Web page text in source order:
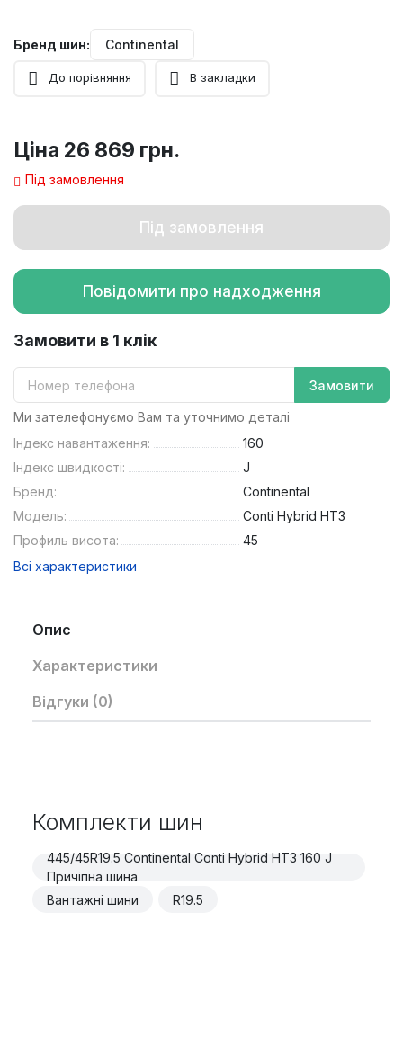
Бренд шин: Continental
До порівняння В закладки
Ціна 26 869 грн.
Під замовлення
Під замовлення
Повідомити про надходження
Замовити в 1 клік
Замовити
Ми зателефонуємо Вам та уточнимо деталі
Індекс навантаження:
160
Індекс швидкості:
J
Бренд:
Continental
Модель:
Conti Hybrid HT3
Профиль висота:
45
Всі характеристики
Опис
Характеристики
Відгуки (0)
Комплекти шин
445/45R19.5 Continental Conti Hybrid HT3 160 J
Причіпна шина
Вантажні шини
R19.5